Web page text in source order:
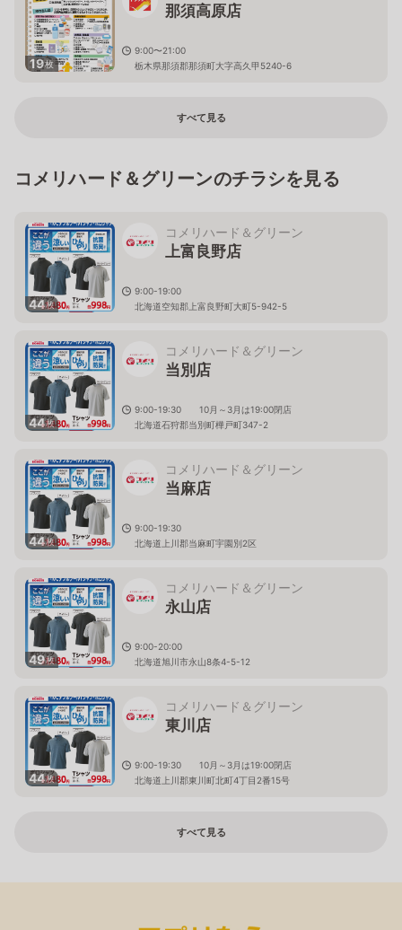
19枚
那須高原店
9:00〜21:00
栃木県那須郡那須町大字高久甲5240-6
すべて見る
コメリハード＆グリーンのチラシを見る
44枚
コメリハード＆グリーン
上富良野店
9:00-19:00
北海道空知郡上富良野町大町5-942-5
44枚
コメリハード＆グリーン
当別店
9:00-19:30 10月～3月は19:00閉店
北海道石狩郡当別町樺戸町347-2
44枚
コメリハード＆グリーン
当麻店
9:00-19:30
北海道上川郡当麻町宇園別2区
49枚
コメリハード＆グリーン
永山店
9:00-20:00
北海道旭川市永山8条4-5-12
44枚
コメリハード＆グリーン
東川店
9:00-19:30 10月～3月は19:00閉店
北海道上川郡東川町北町4丁目2番15号
すべて見る